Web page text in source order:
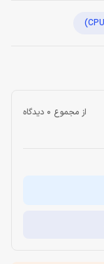
از مجموع 0 دیدگاه